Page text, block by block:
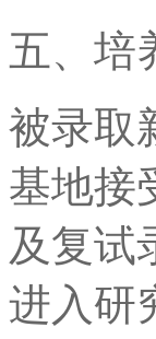
五、培
被录取
基地接
及复试
进入研